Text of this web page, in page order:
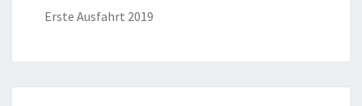
Erste Ausfahrt 2019